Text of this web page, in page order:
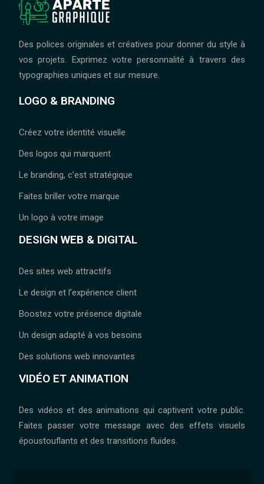
Des polices originales et créatives pour donner du style à
vos projets. Exprimez votre personnalité à travers des
typographies uniques et sur mesure.
LOGO & BRANDING
Créez votre identité visuelle
Des logos qui marquent
Le branding, c’est stratégique
Faites briller votre marque
Un logo à votre image
DESIGN WEB & DIGITAL
Des sites web attractifs
Le design et l’expérience client
Boostez votre présence digitale
Un design adapté à vos besoins
Des solutions web innovantes
VIDÉO ET ANIMATION
Des vidéos et des animations qui captivent votre public.
Faites passer votre message avec des effets visuels
époustouflants et des transitions fluides.